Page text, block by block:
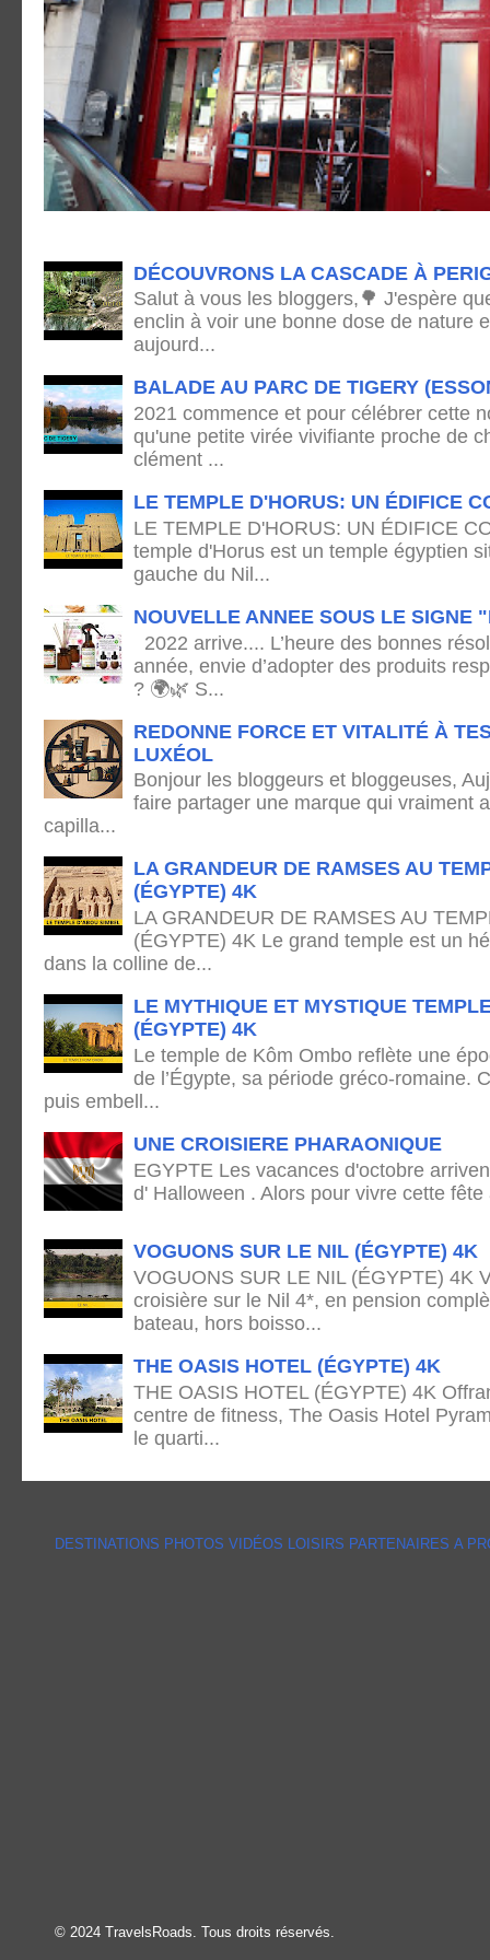
DÉCOUVRONS LA CASCADE À
Salut à vous les bloggers,🌳 J'espère
enclin à voir une bonne dose de nature
aujourd...
BALADE AU PARC DE TIGERY
2021 commence et pour célébrer cette
qu'une petite virée vivifiante proche de
clément ...
LE TEMPLE D'HORUS: UN ÉDIFICE
LE TEMPLE D'HORUS: UN ÉDIFICE
temple d'Horus est un temple égyptien
gauche du Nil...
NOUVELLE ANNEE SOUS LE SIGNE
2022 arrive.... L’heure des bonnes
année, envie d’adopter des produits
? 🌍🌿 S...
REDONNE FORCE ET VITALITÉ À
LUXÉOL
Bonjour les bloggeurs et bloggeuses,
faire partager une marque qui vraiment
capilla...
LA GRANDEUR DE RAMSES AU
(ÉGYPTE) 4K
LA GRANDEUR DE RAMSES AU
(ÉGYPTE) 4K Le grand temple est un
dans la colline de...
LE MYTHIQUE ET MYSTIQUE
(ÉGYPTE) 4K
Le temple de Kôm Ombo reflète une
de l’Égypte, sa période gréco-romaine.
puis embell...
UNE CROISIERE PHARAONIQUE
EGYPTE Les vacances d'octobre
d' Halloween . Alors pour vivre cette
VOGUONS SUR LE NIL (ÉGYPTE) 4K
VOGUONS SUR LE NIL (ÉGYPTE) 4K
croisière sur le Nil 4*, en pension
bateau, hors boisso...
THE OASIS HOTEL (ÉGYPTE) 4K
THE OASIS HOTEL (ÉGYPTE) 4K
centre de fitness, The Oasis Hotel
le quarti...
DESTINATIONS PHOTOS VIDÉOS LOISIRS PARTENAIRES A
© 2024 TravelsRoads. Tous droits réservés.